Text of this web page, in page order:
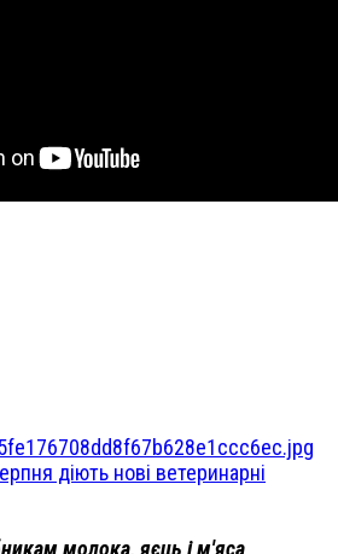
діють нові ветеринарні
молока, яєць і м'яса